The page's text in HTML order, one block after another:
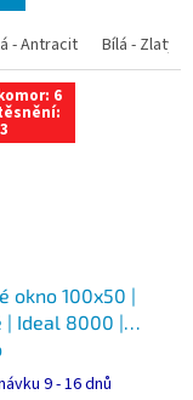
- Tmavý dub Bílá -
- Antracit Bílá - Zlatý
6
3
okno 100x50 |
| Ideal 8000 |
9 - 16 dnů